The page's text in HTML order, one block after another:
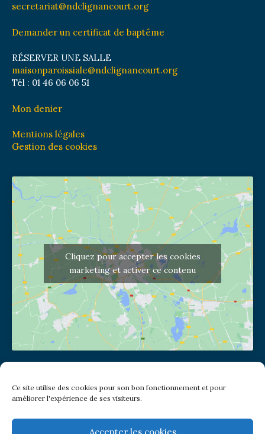
Ce site utilise des cookies pour son bon fonctionnement et pour
améliorer l'expérience de ses visiteurs.
Accepter les cookies
secretariat@ndclignancourt.org
Demander un certificat de baptême
RÉSERVER UNE SALLE
maisonparoissiale@ndclignancourt.org
Tél : 01 46 06 06 51
Mon denier
Mentions légales
Gestion des cookies
Cliquez pour accepter les cookies
marketing et activer ce contenu
(pas de courrier à cette adresse)
2 place Jules Joffrin - 75018
Metro: Jules Joffrin ou Simplon
Bus : Mairie du XVIII